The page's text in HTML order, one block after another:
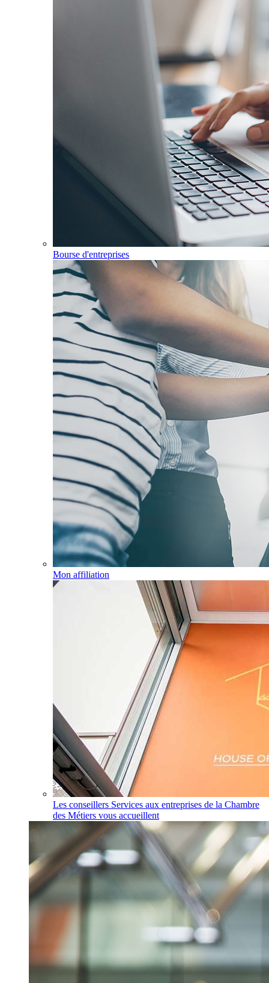
Bourse d'entreprises
Mon affiliation
Les conseillers Services aux entreprises de la Chambre
des Métiers vous accueillent